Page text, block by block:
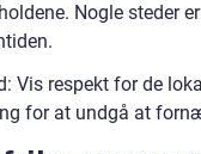
Nogle steder
Vis respekt for de
for at undgå at